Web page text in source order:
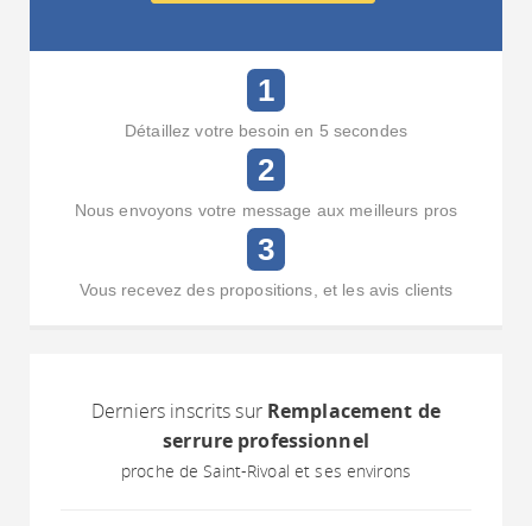
1
Détaillez votre besoin en 5 secondes
2
Nous envoyons votre message aux meilleurs pros
3
Vous recevez des propositions, et les avis clients
Derniers inscrits sur Remplacement de
serrure professionnel
proche de Saint-Rivoal et ses environs